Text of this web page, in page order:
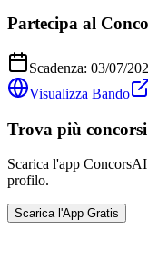
Partecipa al
Scadenza: 03/07/
Visualizza Bando
Trova più concorsi
Scarica l'app
profilo.
Scarica l'App Gratis